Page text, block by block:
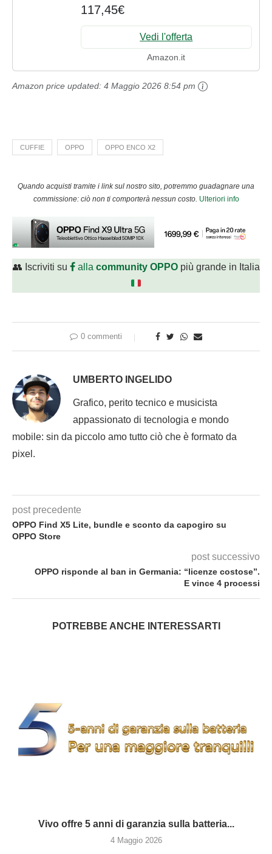
Controlli Touch, Cancellazione del
rumore, 40h di Autonomia,...
117,45€
Vedi l'offerta
Amazon.it
Amazon price updated: 4 Maggio 2026 8:54 pm
CUFFIE OPPO OPPO ENCO X2
Quando acquisti tramite i link sul nostro sito, potremmo guadagnare una
commissione: ciò non ti comporterà nessun costo. Ulteriori info
👥 Iscriviti su alla community OPPOpiù grande in Italia
0 commenti
UMBERTO INGELIDO
Grafico, perito tecnico e musicista
appassionato di tecnologia e mondo
mobile: sin da piccolo amo tutto ciò che è formato da
pixel.
post precedente
OPPO Find X5 Lite, bundle e sconto da capogiro su
OPPO Store
post successivo
OPPO risponde al ban in Germania: “licenze costose”.
E vince 4 processi
POTREBBE ANCHE INTERESSARTI
Vivo offre 5 anni di garanzia sulla batteria...
4 Maggio 2026